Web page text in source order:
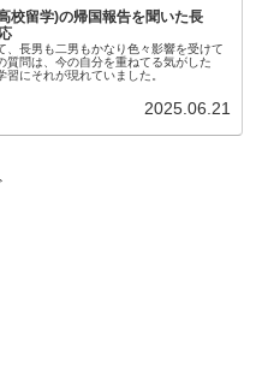
校留学)の帰国報告を聞いた長
、長男も二男もかなり色々影響を受けて
質問は、今の自分を重ねてる気がした
習にそれが現れていました。
2025.06.21